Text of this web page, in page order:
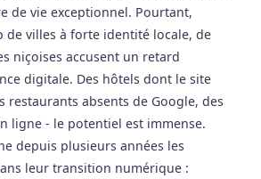
de vie exceptionnel. Pourtant,
de villes à forte identité locale, de
niçoises accusent un retard
digitale. Des hôtels dont le site
restaurants absents de Google, des
ligne - le potentiel est immense.
depuis plusieurs années les
leur transition numérique :